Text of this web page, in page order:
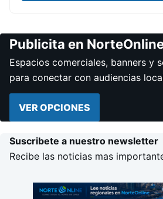
Publicita en
Espacios comerciales, banners y
para conectar con audiencias
VER OPCIONES
Suscribete a nuestro newsletter
Recibe las noticias mas